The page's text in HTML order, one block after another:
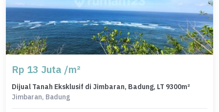
Rp 13 Juta /m²
Dijual Tanah Eksklusif di Jimbaran, Badung, LT 9300m²
Jimbaran, Badung